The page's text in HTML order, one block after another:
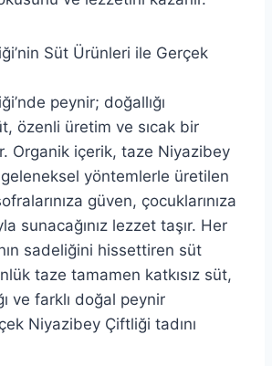
Süt Ürünleri ile Gerçek
peynir; doğallığı
özenli üretim ve sıcak bir
Organik içerik, taze Niyazibey
yöntemlerle üretilen
güven, çocuklarınıza
sunacağınız lezzet taşır. Her
sadeliğini hissettiren süt
taze tamamen katkısız süt,
ve farklı doğal peynir
Niyazibey Çiftliği tadını